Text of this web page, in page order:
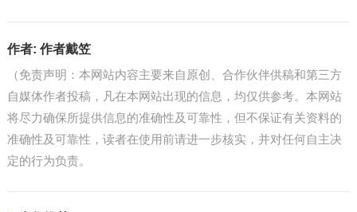
作者: 作者戴笠
（免责声明：本网站内容主要来自原创、合作伙伴供稿和第三方
自媒体作者投稿，凡在本网站出现的信息，均仅供参考。本网站
将尽力确保所提供信息的准确性及可靠性，但不保证有关资料的
准确性及可靠性，读者在使用前请进一步核实，并对任何自主决
定的行为负责。